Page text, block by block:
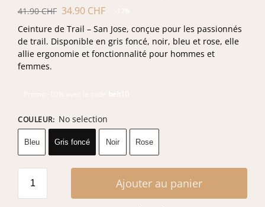
41.90CHF 34.90 CHF
Ceinture de Trail – San Jose, conçue pour les passionnés
de trail. Disponible en gris foncé, noir, bleu et rose, elle
allie ergonomie et fonctionnalité pour hommes et
femmes.
COULEUR: No selection
Bleu Gris foncé Noir Rose
Ajouter au panier